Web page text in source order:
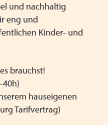
und nachhaltig
eng und
Kinder- und
brauchst!
40h)
hauseigenen
Tarifvertrag)